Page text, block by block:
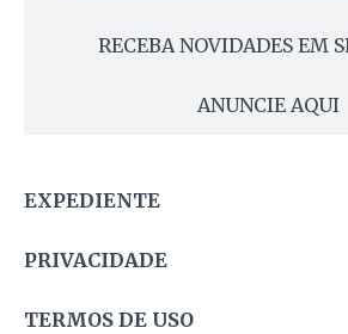
RECEBA NOVIDADES EM
ANUNCIE AQUI
EXPEDIENTE
PRIVACIDADE
TERMOS DE USO